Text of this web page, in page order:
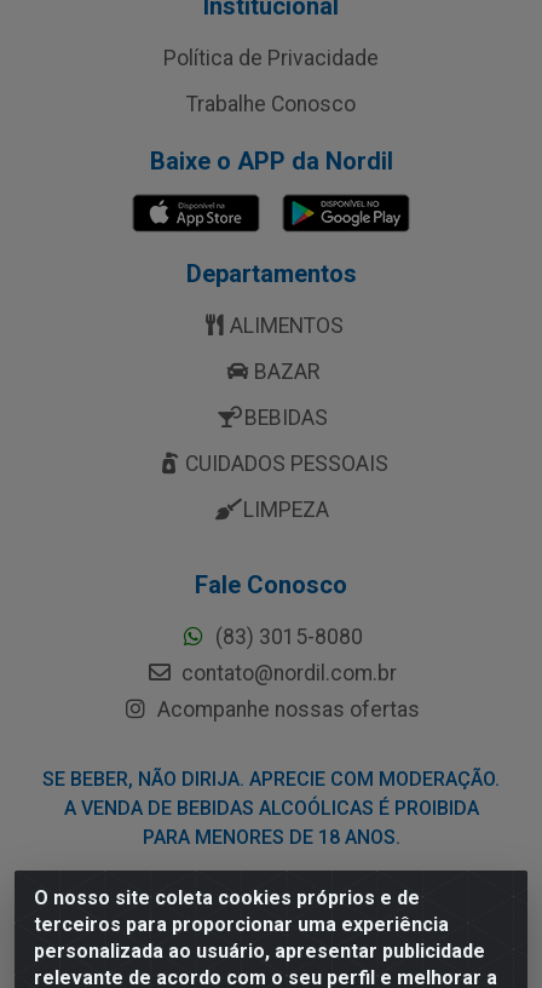
O nosso site coleta cookies próprios e de
terceiros para proporcionar uma experiência
personalizada ao usuário, apresentar publicidade
relevante de acordo com o seu perfil e melhorar a
Institucional
Política de Privacidade
Trabalhe Conosco
Baixe o APP da Nordil
Departamentos
ALIMENTOS
BAZAR
BEBIDAS
CUIDADOS PESSOAIS
LIMPEZA
Fale Conosco
(83) 3015-8080
contato@nordil.com.br
Acompanhe nossas ofertas
SE BEBER, NÃO DIRIJA. APRECIE COM MODERAÇÃO.
A VENDA DE BEBIDAS ALCOÓLICAS É PROIBIDA
PARA MENORES DE 18 ANOS.
Nordil Distribuidora - Avenida Liberdade, 2738, Bloco F -
Sesi - Bayeux/PB - CEP 58.111-400 - CNPJ
03.775.813/0001-41